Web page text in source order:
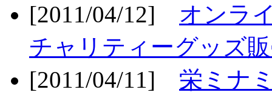
[2011/04/12] オンラ
チャリティーグッズ
[2011/04/11] 栄ミナ